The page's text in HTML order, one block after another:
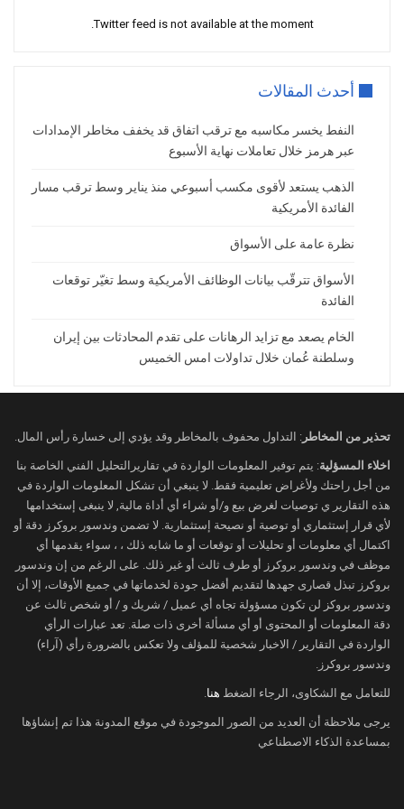
عدد الموظفيّن 1.06 مليون.
وملخص البيانات يظهر أن هناك خروج جماعي من
البحث عن الوظائف.
بيانات الوظائف الأمريكية تقلب
الأسواق رأساً على عقب رغم عطلة
البنوك
شهدنا بيانات الوظائف الأمريكية تقلب الأسواق رأساً
على عقب رغم أن البنوك الأمريكية مغلقة اليوم
احتفالاً بالاستقلال.
فاليوم، قد تكون أحجام التداول أقل من المعتاد، إلا أننا
الفائدة، واقتربت أسعار المعدن الثمين من 4200
دولار للأونصة.
كما تراجع مؤشر الدولار الأمريكي ما دون مستويات
101 نقطة، بانخفاضه أمس بنسبة 0.56% تقريباً.
وفي أسواق الأسهم، شهدنا انتعاشاً، إذ تتدفق السيولة
إلى الأسهم مع تراجع توقعات بقاء الفائدة مرتفعة
فترة طويلة.
ولامس مؤشر داوجونز الأمريكي أعلى مستوياته على
الإطلاق، مغلقاً جلسة أمس في تداولاته الآنية عند
52900 نقطة.
واليوم، ارتفعت عقود مؤشر داوجونز المستقبلية فوق
وفي أسواق الطاقة، تشهد أسعار النفط قليلاً من
Twitter feed is not available at the moment.
أحدث المقالات
النفط يخسر مكاسبه مع ترقب اتفاق قد يخفف مخاطر الإمدادات
عبر هرمز خلال تعاملات نهاية الأسبوع
الذهب يستعد لأقوى مكسب أسبوعي منذ يناير وسط ترقب مسار
الفائدة الأمريكية
نظرة عامة على الأسواق
الأسواق تترقّب بيانات الوظائف الأمريكية وسط تغيّر توقعات
الفائدة
الخام يصعد مع تزايد الرهانات على تقدم المحادثات بين إيران
وسلطنة عُمان خلال تداولات امس الخميس
تحذير من المخاطر : التداول محفوف بالمخاطر وقد يؤدي إلى خسارة رأس المال.
اخلاء المسؤلية: يتم توفير المعلومات الواردة في تقاريرالتحليل الفني الخاصة بنا
من أجل راحتك ولأغراض تعليمية فقط. لا ينبغي أن تشكل المعلومات الواردة في
هذه التقارير ي توصيات لغرض بيع و/أو شراء أي أداة مالية, لا ينبغى إستخدامها
لأي قرار إستثماري أو توصية أو نصيحة إستثمارية. لا تضمن وندسور بروكرز دقة أو
اكتمال أي معلومات أو تحليلات أو توقعات أو ما شابه ذلك ، ، سواء يقدمها أي
موظف في وندسور بروكرز أو طرف ثالث أو غير ذلك. على الرغم من إن وندسور
بروكرز تبذل قصارى جهدها لتقديم أفضل جودة لخدماتها في جميع الأوقات، إلا أن
وندسور بروكز لن تكون مسؤولة تجاه أي عميل / شريك و / أو شخص ثالث عن
دقة المعلومات أو المحتوى أو أي مسألة أخرى ذات صلة. تعد عبارات الرأي
الواردة في التقارير / الاخبار شخصية للمؤلف ولا تعكس بالضرورة رأي (آراء)
وندسور بروكرز.
للتعامل مع الشكاوى، الرجاء الضغط هنا.
يرجى ملاحظة أن العديد من الصور الموجودة في موقع المدونة هذا تم إنشاؤها
بمساعدة الذكاء الاصطناعي